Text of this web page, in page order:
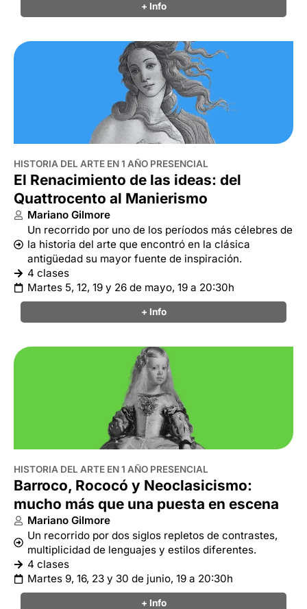
+ Info
HISTORIA DEL ARTE EN 1 AÑO PRESENCIAL
El Renacimiento de las ideas: del
Quattrocento al Manierismo
Mariano Gilmore
Un recorrido por uno de los períodos más célebres de
la historia del arte que encontró en la clásica
antigüedad su mayor fuente de inspiración.
4 clases
Martes 5, 12, 19 y 26 de mayo, 19 a 20:30h
+ Info
HISTORIA DEL ARTE EN 1 AÑO PRESENCIAL
Barroco, Rococó y Neoclasicismo:
mucho más que una puesta en escena
Mariano Gilmore
Un recorrido por dos siglos repletos de contrastes,
multiplicidad de lenguajes y estilos diferentes.
4 clases
Martes 9, 16, 23 y 30 de junio, 19 a 20:30h
+ Info